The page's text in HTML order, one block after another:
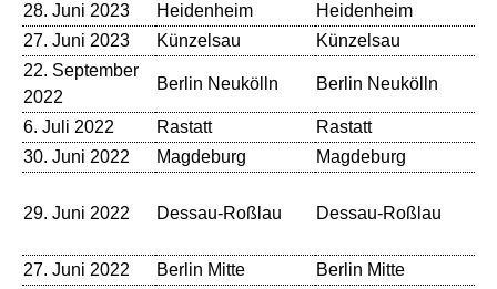
28. Juni 2023
Heidenheim Heidenheim
27. Juni 2023
Künzelsau Künzelsau
22. September
2022
Berlin Neukölln Berlin Neukölln
6. Juli 2022 Rastatt Rastatt
30. Juni 2022
Magdeburg Magdeburg
29. Juni 2022 Dessau-Roßlau Dessau-Roßlau
27. Juni 2022
Berlin Mitte Berlin Mitte